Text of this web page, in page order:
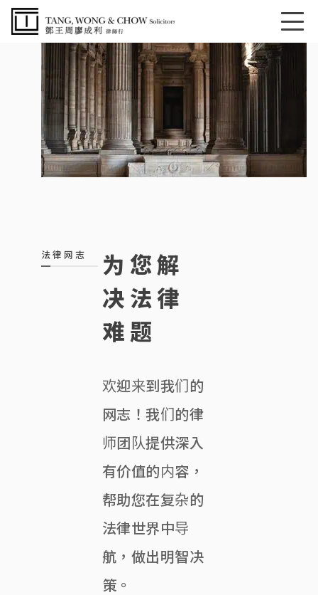
法律网志
为您解
决法律
难题
欢迎来到我们的
网志！我们的律
师团队提供深入
有价值的内容，
帮助您在复杂的
法律世界中导
航，做出明智决
策。